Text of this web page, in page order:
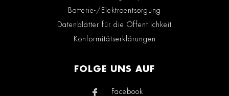
Batterie-/Elektroentsorgung
Datenblätter für die Öffentlichkeit
Konformitätserklärungen
FOLGE UNS AUF
Facebook